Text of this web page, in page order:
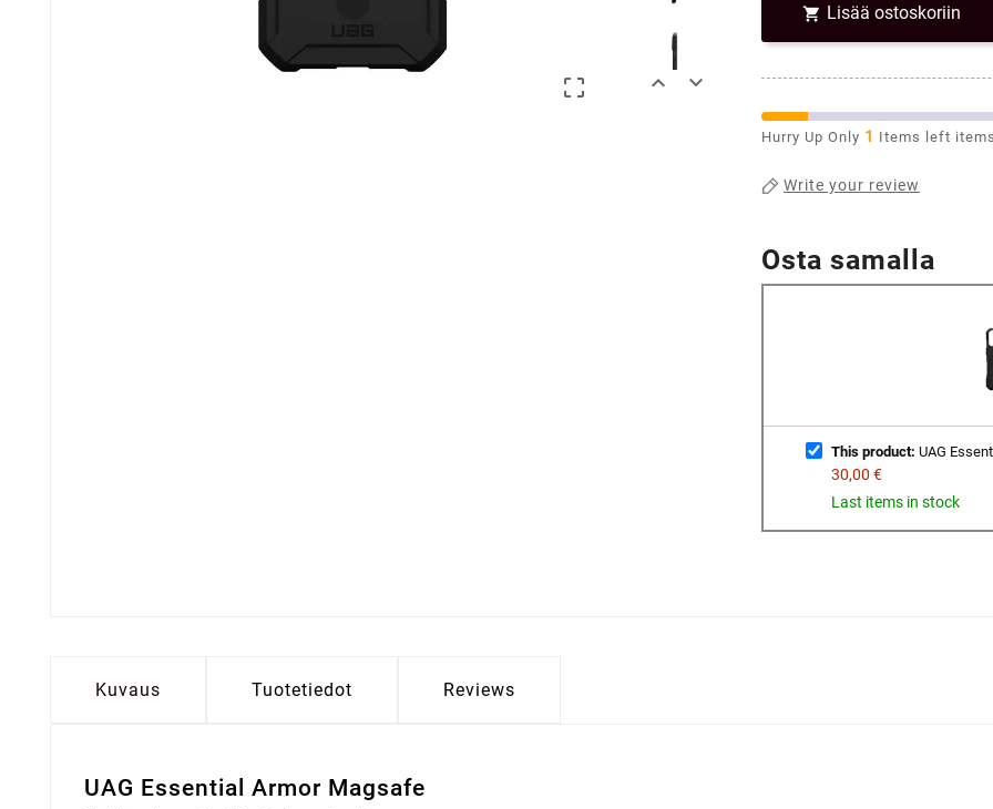
 
 Lisää ostoskoriin
Hurry Up Only 1 Items left items
Write your review
Osta samalla
This product: UAG
30,00 €
Last items in stock
Kuvaus Tuotetiedot Reviews
UAG Essential Armor Magsafe